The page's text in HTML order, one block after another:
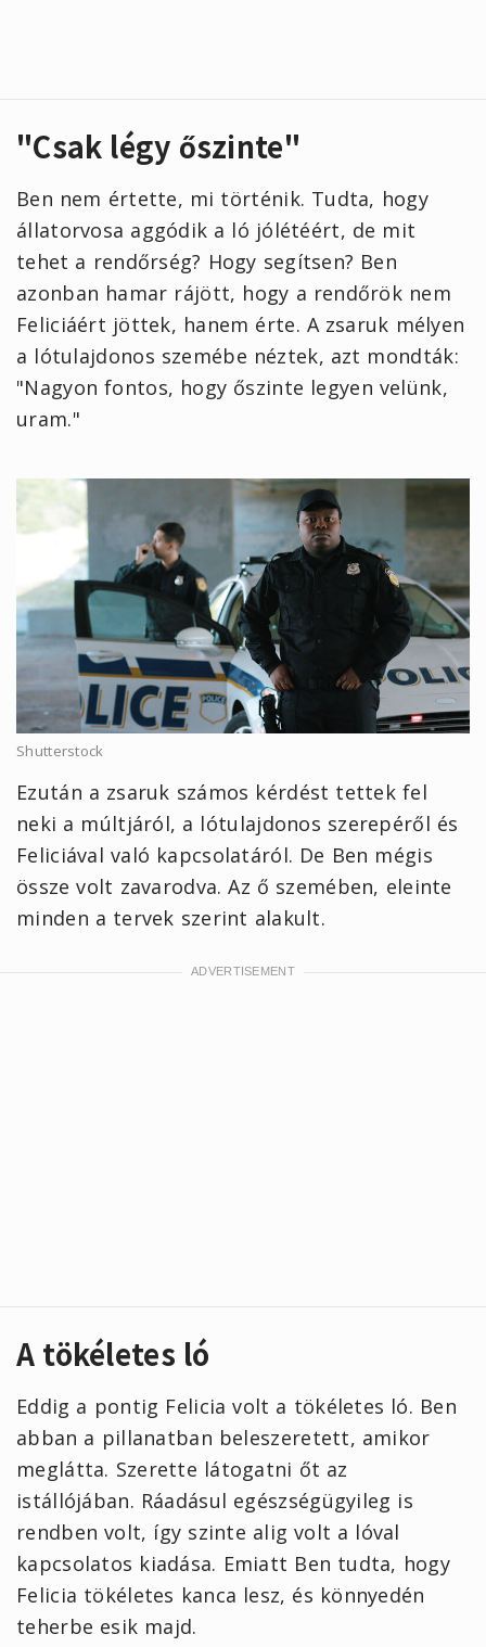
"Csak légy őszinte"
Ben nem értette, mi történik. Tudta, hogy
állatorvosa aggódik a ló jólétéért, de mit
tehet a rendőrség? Hogy segítsen? Ben
azonban hamar rájött, hogy a rendőrök nem
Feliciáért jöttek, hanem érte. A zsaruk mélyen
a lótulajdonos szemébe néztek, azt mondták:
"Nagyon fontos, hogy őszinte legyen velünk,
uram."
Shutterstock
Ezután a zsaruk számos kérdést tettek fel
neki a múltjáról, a lótulajdonos szerepéről és
Feliciával való kapcsolatáról. De Ben mégis
össze volt zavarodva. Az ő szemében, eleinte
minden a tervek szerint alakult.
A tökéletes ló
Eddig a pontig Felicia volt a tökéletes ló. Ben
abban a pillanatban beleszeretett, amikor
meglátta. Szerette látogatni őt az
istállójában. Ráadásul egészségügyileg is
rendben volt, így szinte alig volt a lóval
kapcsolatos kiadása. Emiatt Ben tudta, hogy
Felicia tökéletes kanca lesz, és könnyedén
teherbe esik majd.